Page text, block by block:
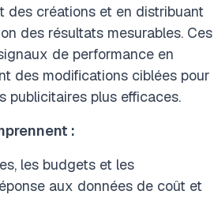
des créations et en distribuant
des résultats mesurables. Ces
de performance en
des modifications ciblées pour
publicitaires plus efficaces.
:
les budgets et les
aux données de coût et